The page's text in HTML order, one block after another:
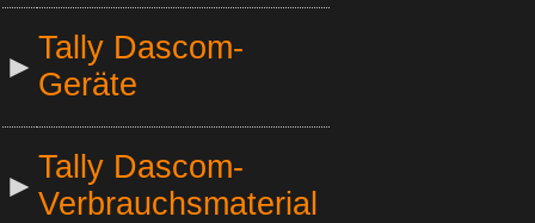
►
Tally Dascom-
Geräte
►
Tally Dascom-
Verbrauchsmaterial